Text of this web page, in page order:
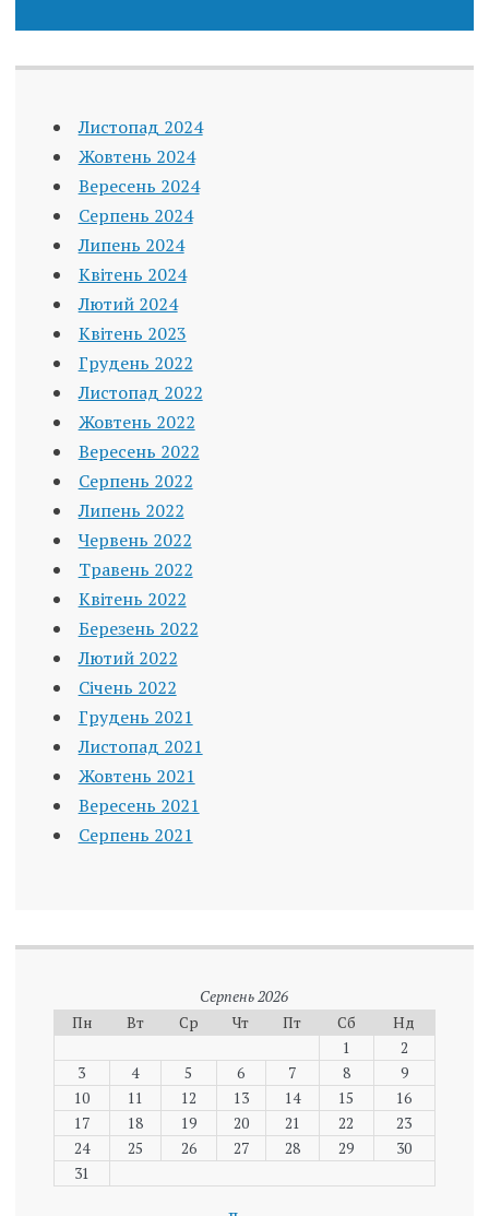
Листопад 2024
Жовтень 2024
Вересень 2024
Серпень 2024
Липень 2024
Квітень 2024
Лютий 2024
Квітень 2023
Грудень 2022
Листопад 2022
Жовтень 2022
Вересень 2022
Серпень 2022
Липень 2022
Червень 2022
Травень 2022
Квітень 2022
Березень 2022
Лютий 2022
Січень 2022
Грудень 2021
Листопад 2021
Жовтень 2021
Вересень 2021
Серпень 2021
Серпень 2026
Пн
Вт Ср Чт Пт Сб
Нд
1
2
3
4 5 6 7 8
9
10
11 12 13 14 15
16
17
18 19 20 21 22
23
24
25 26 27 28 29
30
31